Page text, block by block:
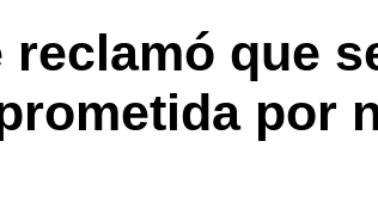
reclamó que
por